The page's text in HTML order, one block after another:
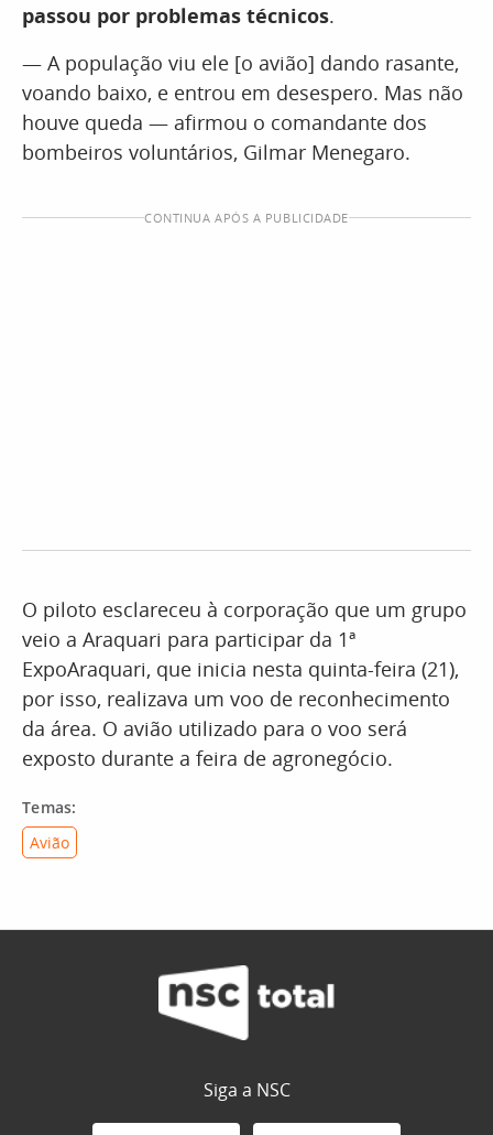
passou por problemas técnicos.
— A população viu ele [o avião] dando rasante,
voando baixo, e entrou em desespero. Mas não
houve queda — afirmou o comandante dos
bombeiros voluntários, Gilmar Menegaro.
CONTINUA APÓS A PUBLICIDADE
O piloto esclareceu à corporação que um grupo
veio a Araquari para participar da 1ª
ExpoAraquari, que inicia nesta quinta-feira (21),
por isso, realizava um voo de reconhecimento
da área. O avião utilizado para o voo será
exposto durante a feira de agronegócio.
Temas:
Avião
Siga a NSC